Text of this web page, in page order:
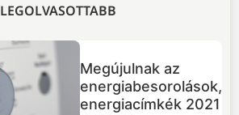
LEGOLVASOTTABB
Megújulnak az
energiabesorolások,
energiacímkék 2021